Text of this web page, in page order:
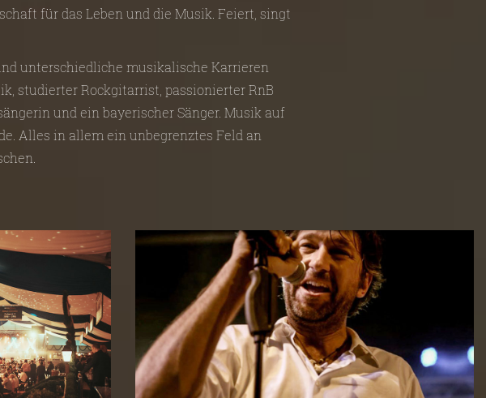
für das Leben und die Musik. Feiert, singt
unterschiedliche musikalische Karrieren
studierter Rockgitarrist, passionierter RnB
und ein bayerischer Sänger. Musik auf
Alles in allem ein unbegrenztes Feld an